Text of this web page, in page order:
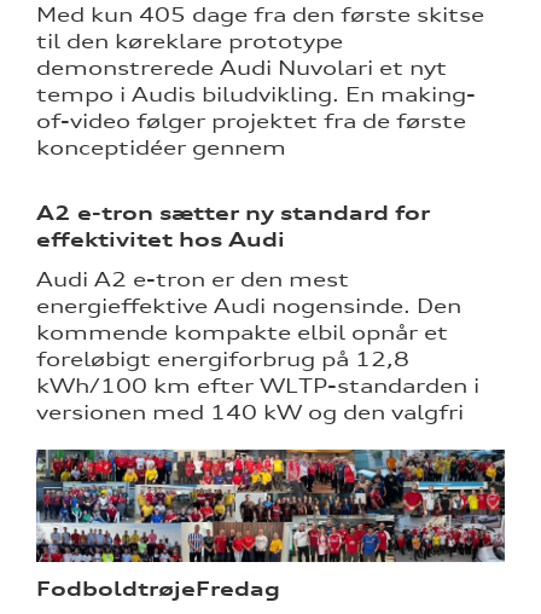
Med kun 405 dage fra den første skitse
til den køreklare prototype
demonstrerede Audi Nuvolari et nyt
tempo i Audis biludvikling. En making-
of-video følger projektet fra de første
konceptidéer gennem
A2 e-tron sætter ny standard for
effektivitet hos Audi
Audi A2 e-tron er den mest
energieffektive Audi nogensinde. Den
kommende kompakte elbil opnår et
foreløbigt energiforbrug på 12,8
kWh/100 km efter WLTP-standarden i
versionen med 140 kW og den valgfri
FodboldtrøjeFredag